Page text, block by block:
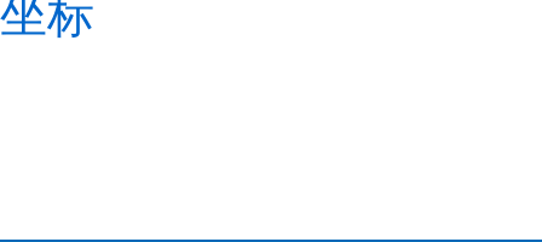
坐标